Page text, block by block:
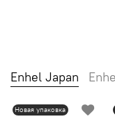
Enhel Japan
Новая упаковка